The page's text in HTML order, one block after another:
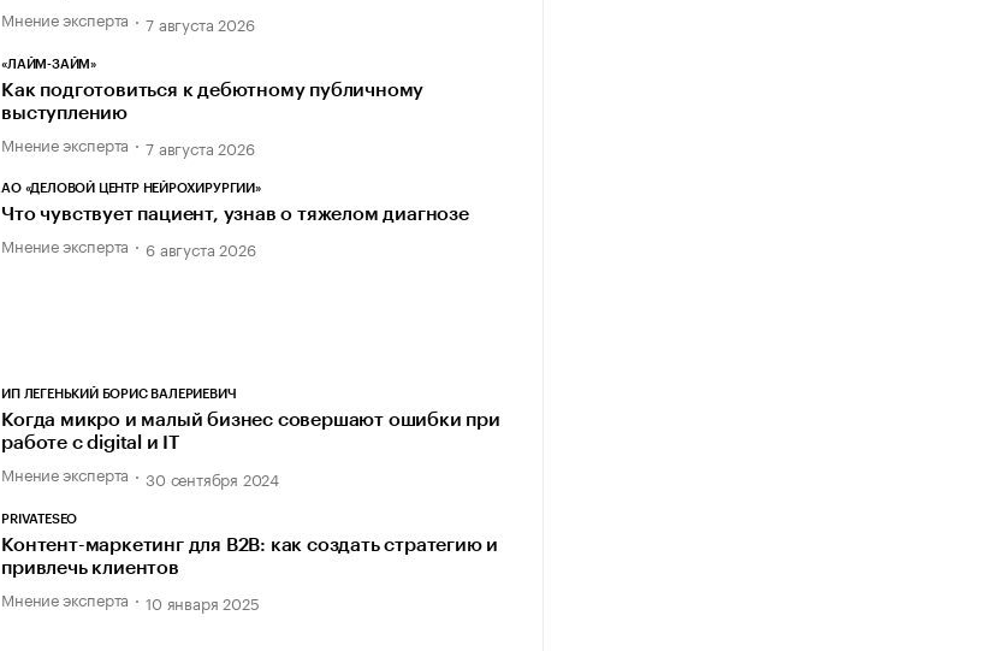
Мнение эксперта 7 августа 2026
«ЛАЙМ-ЗАЙМ»
Как подготовиться к дебютному публичному
выступлению
Мнение эксперта 7 августа 2026
АО «ДЕЛОВОЙ ЦЕНТР НЕЙРОХИРУРГИИ»
Что чувствует пациент, узнав о тяжелом диагнозе
Мнение эксперта 6 августа 2026
ИП ЛЕГЕНЬКИЙ БОРИС ВАЛЕРИЕВИЧ
Когда микро и малый бизнес совершают ошибки при
работе с digital и IT
Мнение эксперта 30 сентября 2024
PRIVATESEO
Контент-маркетинг для В2В: как создать стратегию и
привлечь клиентов
Мнение эксперта 10 января 2025